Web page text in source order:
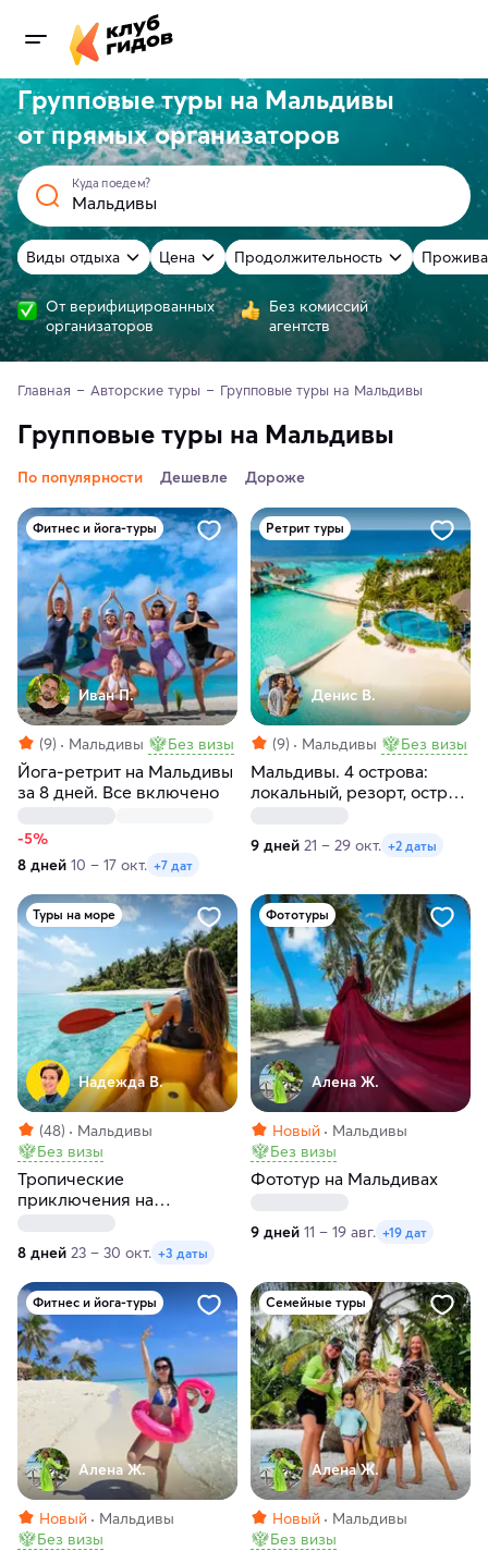
Групповые туры на Мальдивы
отпрямыхорганизаторов
Куда поедем?
Виды отдыха Цена Продолжительность
От верифицированных
организаторов
Без комиссий
агентств
Главная Авторские туры Групповые туры на Мальдивы
Групповые туры на Мальдивы
По популярности Дешевле Дороже
Фитнес и йога-туры
Иван П.
(9) Мальдивы Без визы
Йога-ретрит на Мальдивы
за 8 дней. Все включено
-5%
8 дней 10 – 17 окт. +7 дат
Ретрит туры
Денис В.
(9) Мальдивы Без визы
Мальдивы. 4 острова:
локальный, резорт, остров
9 дней 21 – 29 окт. +2 даты
Туры на море
Надежда В.
(48)
Мальдивы
Без визы
Тропические
приключения на
8 дней 23 – 30 окт. +3 даты
Фототуры
Алена Ж.
Новый
Мальдивы
Без визы
Фототур на Мальдивах
9 дней 11 – 19 авг. +19 дат
Фитнес и йога-туры
Алена Ж.
Новый
Мальдивы
Без визы
Семейные туры
Алена Ж.
Новый
Мальдивы
Без визы